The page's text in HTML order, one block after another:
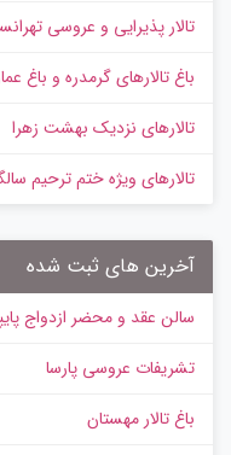
تالار پذیرایی و عروسی
باغ تالارهای گرمدره و باغ
تالارهای نزدیک بهشت زهرا
تالارهای ویژه ختم ترحیم
آخرین های ثبت شده
سالن عقد و محضر ازدواج
تشریفات عروسی پارسا
باغ تالار مهستان